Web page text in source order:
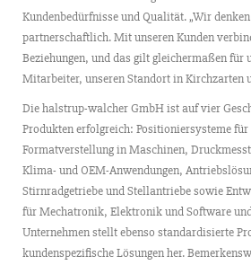
Kundenbedürfnisse und Qualität. „Wir
partnerschaftlich. Mit unseren Kunden
Beziehungen, und das gilt gleichermaßen für
Mitarbeiter, unseren Standort in Kirchzarten
Die halstrup-walcher GmbH ist auf vier
Produkten erfolgreich: Positioniersysteme
Formatverstellung in Maschinen,
Klima- und OEM-Anwendungen,
Stirnradgetriebe und Stellantriebe sowie
für Mechatronik, Elektronik und Software
Unternehmen stellt ebenso standardisierte
kundenspezifische Lösungen her.